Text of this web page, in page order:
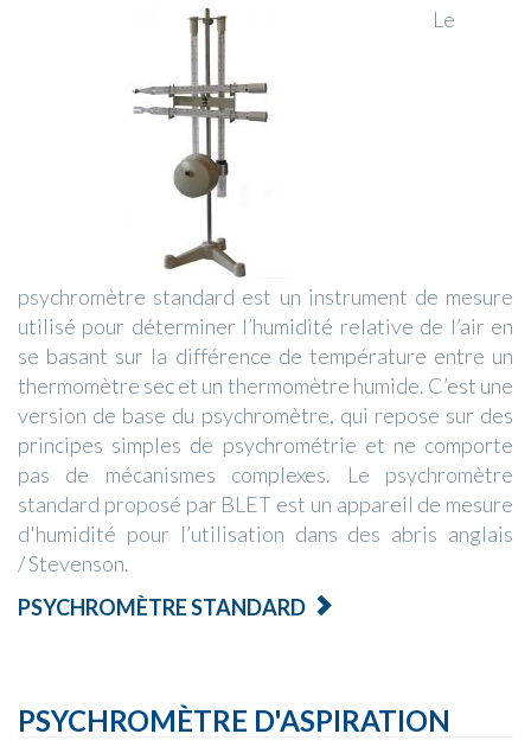
Le
psychromètre standard est un instrument de mesure
utilisé pour déterminer l’humidité relative de l’air en
se basant sur la différence de température entre un
thermomètre sec et un thermomètre humide. C’est une
version de base du psychromètre, qui repose sur des
principes simples de psychrométrie et ne comporte
pas de mécanismes complexes. Le psychromètre
standard proposé par BLET est un appareil de mesure
d'humidité pour l’utilisation dans des abris anglais
/ Stevenson.
PSYCHROMÈTRE STANDARD
PSYCHROMÈTRE D'ASPIRATION